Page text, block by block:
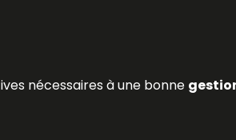
nécessaires à une bonne